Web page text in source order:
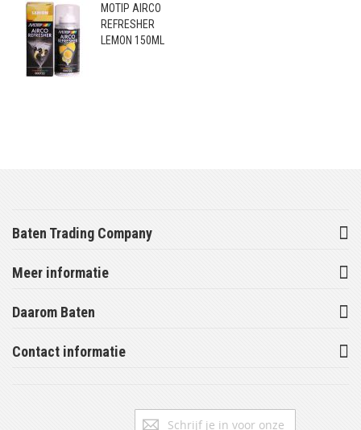
MOTIP AIRCO
REFRESHER
LEMON 150ML
Baten Trading Company
Meer informatie
Daarom Baten
Contact informatie
Abonneer